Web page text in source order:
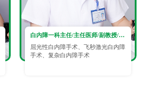
白内障一科主任/主任医师/副教授/眼科学硕士
屈光性白内障手术、飞秒激光白内障
手术、复杂白内障手术